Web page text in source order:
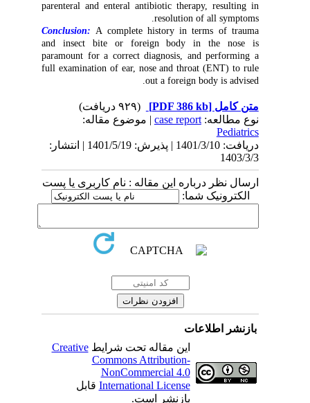
parenteral and enteral antibiotic therapy, resulting in
resolution of all symptoms.
Conclusion:
A complete history in terms of trauma
and insect bite or foreign body in the nose is
paramount for a correct diagnosis, and performing a
full examination of ear, nose and throat (ENT) to rule
out a foreign body is advised.
متن کامل[PDF 386 kb]
نوع مطالعه:case report| موضوع مقاله:
Pediatrics
دریافت: 1401/3/10 | پذیرش: 1401/5/19 | انتشار:
1403/3/3
ارسال نظر درباره این مقاله : نام کاربری یا پست
الکترونیک شما:
بازنشر اطلاعات
این مقاله تحت شرایطCreative
Commons Attribution-
NonCommercial 4.0
International Licenseقابل
بازنشر است.